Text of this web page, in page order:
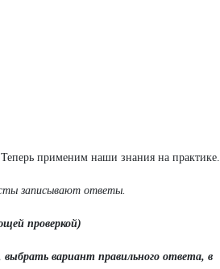
применим наши знания на практике.
записывают ответы.
проверкой)
выбрать вариант правильного ответа, в